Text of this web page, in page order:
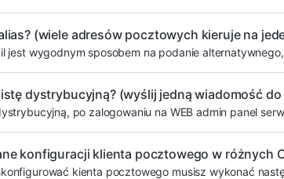
(wiele adresów pocztowych kieruje na
jest wygodnym sposobem na podanie
dystrybucyjną? (wyślij jedną wiadomość
po zalogowaniu na WEB admin panel
konfiguracji klienta pocztowego w różnych
kienta pocztowego musisz wykonać